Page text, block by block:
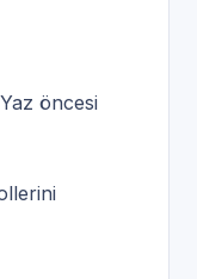
öncesi